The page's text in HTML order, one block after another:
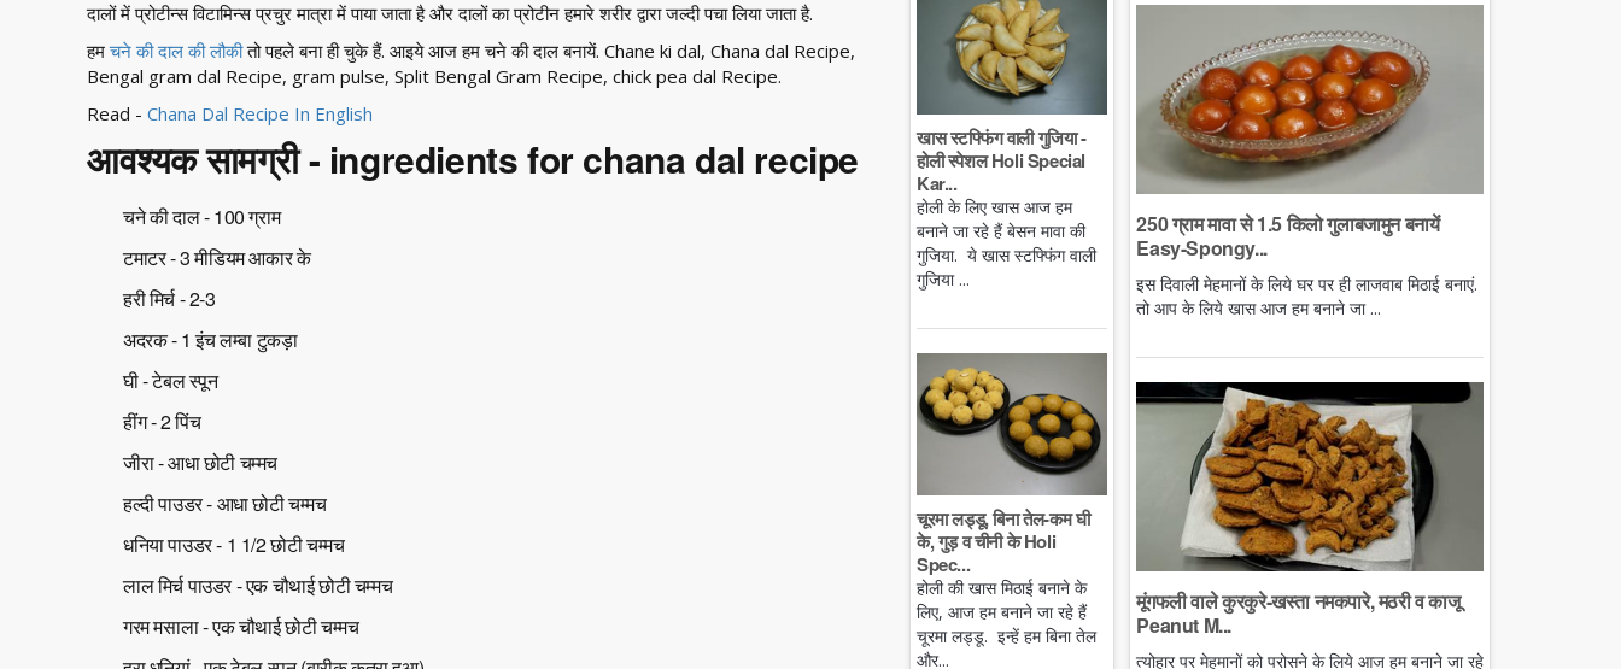
दालों में प्रोटीन्स विटामिन्स प्रचुर मात्रा में पाया जाता है और दालों का प्रोटीन हमारे शरीर द्वारा जल्दी पचा लिया जाता है.
हमचने की दाल की लौकीतो पहले बना ही चुके हैं. आइये आज हम चने की दाल बनायें. Chane ki dal, Chana dal Recipe,
Bengal gram dal Recipe, gram pulse, Split Bengal Gram Recipe, chick pea dal Recipe.
Read - Chana Dal Recipe In English
आवश्यक सामग्री - ingredients for chana dal recipe
चने की दाल - 100 ग्राम
टमाटर - 3 मीडियम आकार के
हरी मिर्च - 2-3
अदरक - 1 इंच लम्बा टुकड़ा
घी - टेबल स्पून
हींग - 2 पिंच
जीरा - आधा छोटी चम्मच
हल्दी पाउडर - आधा छोटी चम्मच
धनिया पाउडर - 1 1/2 छोटी चम्मच
लाल मिर्च पाउडर - एक चौथाई छोटी चम्मच
गरम मसाला - एक चौथाई छोटी चम्मच
खास स्टफ्फिंग वाली गुजिया -
होली स्पेशल Holi Special
Kar...
होली के लिए खास आज हम
बनाने जा रहे हैं बेसन मावा की
गुजिया. ये खास स्टफ्फिंग वाली
गुजिया ...
चूरमा लड्डू, बिना तेल-कम घी
के, गुड़ व चीनी के Holi
Spec...
होली की खास मिठाई बनाने के
लिए, आज हम बनाने जा रहे हैं
चूरमा लड्डू. इन्हें हम बिना तेल
और...
250 ग्राम मावा से 1.5 किलो गुलाबजामुन बनायें
Easy-Spongy...
इस दिवाली मेहमानों के लिये घर पर ही लाजवाब मिठाई बनाएं.
तो आप के लिये खास आज हम बनाने जा ...
मूंगफली वाले कुरकुरे-खस्ता नमकपारे, मठरी व काजू
Peanut M...
त्योहार पर मेहमानों को परोसने के लिये आज हम बनाने जा रहे